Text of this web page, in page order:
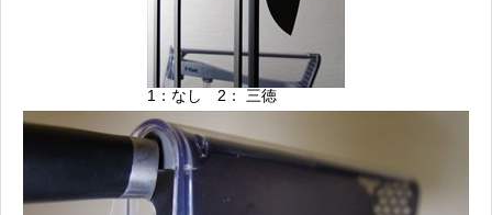
1：なし 2： 三徳